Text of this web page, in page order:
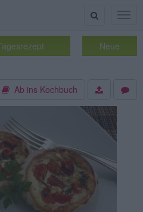
Suche
Neue
Ab ins Kochbuch